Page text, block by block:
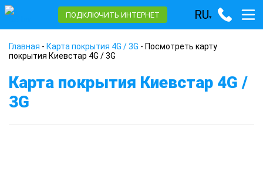
ПОДКЛЮЧИТЬ ИНТЕРНЕТ RU▾
Главная - Карта покрытия 4G / 3G - Посмотреть карту
покрытия Киевстар 4G / 3G
Карта покрытия Киевстар 4G /
3G